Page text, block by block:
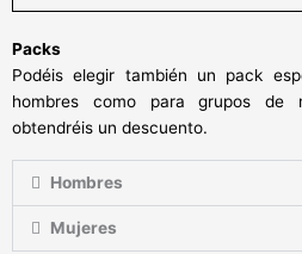
Packs
Podéis elegir también un pack
hombres como para grupos
obtendréis un descuento.
Hombres
Mujeres